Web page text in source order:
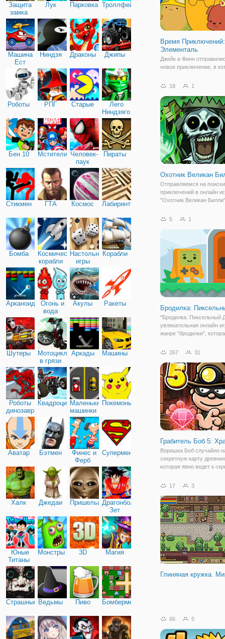
Защита
замка
Лук Парковка Троллфейс
Машина
Ест
Машину
Ниндзя Драконы Джипы
Роботы РПГ Старые
Лего
Ниндзяго
Бен 10 Мстители Человек-
паук
Пираты
Стикмен ГТА Космос Лабиринты
Бомба
Космические
корабли
Настольные
игры
Корабли
Арканоид
Огонь и
вода
Акулы Ракеты
Шутеры
Мотоциклы
в грязи
Аркады Машины
Роботы
динозавры
КвадроциклыМаленькие
машинки
Покемоны
Аватар Бэтмен
Финес и
Ферб
Супермен
Халк Джедаи ПришельцыДрагонболл
Зет
Юные
Титаны
Монстры 3D Магия
Страшные Ведьмы Пиво Бомбермен
Время Приключений:
Элементаль
Джейк и Финн
новое приключение, в
королевства земли Ууу,
бродилке "Время
Элементаль" вы будете
за Джейка, и за Финна,
18 1
Охотник Великан
Отправляемся на поиски
приключений в онлайн
"Охотник Великан
приключений", то
одним из сильных
Ууу. В данной игре
5 1
Бродилка:
"Бродилка: Пиксельный
увлекательная онлайн
жанре "бродилки",
проведения досуга.
жизнерадостный
кубика,
267 31
Грабитель Боб 5:
Воришка Боб случайно
секретную карту
которая явно ведет к
персонаж намерен
загадочные артефакты,
глубоко в джунглях.
17 3
Глиняная кружка.
66 5